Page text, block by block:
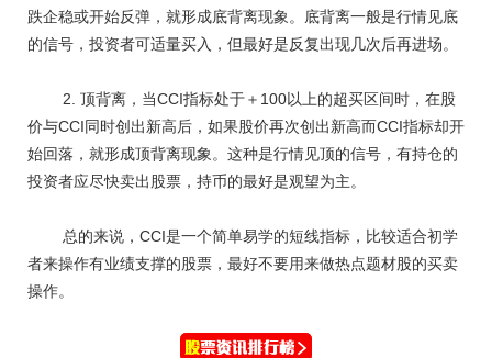
跌企稳或开始反弹，就形成底背离现象。底背离一般是行情见底
的信号，投资者可适量买入，但最好是反复出现几次后再进场。
2. 顶背离，当CCI指标处于＋100以上的超买区间时，在股
价与CCI同时创出新高后，如果股价再次创出新高而CCI指标却开
始回落，就形成顶背离现象。这种是行情见顶的信号，有持仓的
投资者应尽快卖出股票，持币的最好是观望为主。
总的来说，CCI是一个简单易学的短线指标，比较适合初学
者来操作有业绩支撑的股票，最好不要用来做热点题材股的买卖
操作。